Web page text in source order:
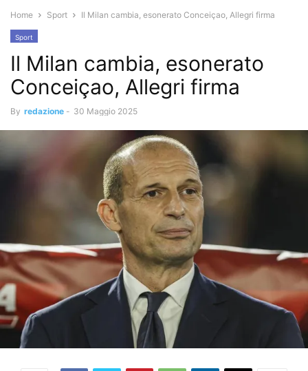
Home Sport Il Milan cambia, esonerato Conceiçao, Allegri firma
Sport
Il Milan cambia, esonerato
Conceiçao, Allegri firma
By redazione - 30 Maggio 2025